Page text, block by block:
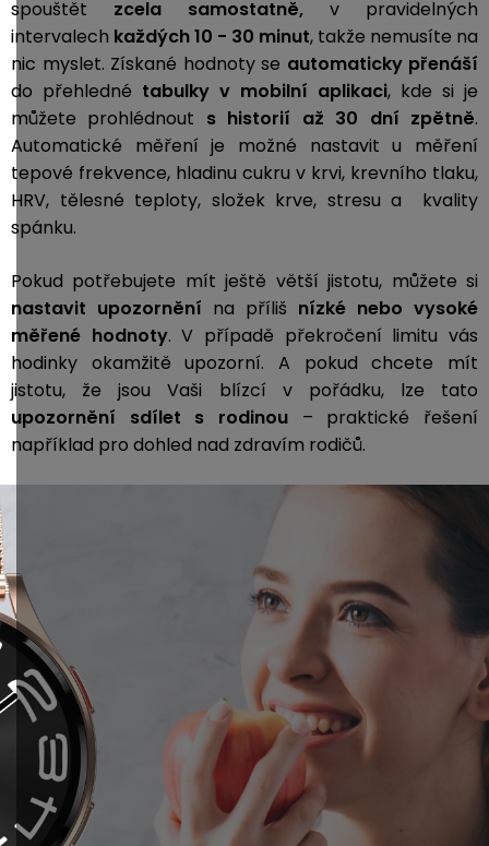
spouštět zcela samostatně, v pravidelných
intervalech každých 10 - 30 minut, takže nemusíte na
nic myslet. Získané hodnoty se automaticky přenáší
do přehledné tabulky v mobilní aplikaci, kde si je
můžete prohlédnout s historií až 30 dní zpětně.
Automatické měření je možné nastavit u měření
tepové frekvence, hladinu cukru v krvi, krevního tlaku,
HRV, tělesné teploty, složek krve, stresu a kvality
spánku.
Pokud potřebujete mít ještě větší jistotu, můžete si
nastavit upozornění na příliš nízké nebo vysoké
měřené hodnoty. V případě překročení limitu vás
hodinky okamžitě upozorní. A pokud chcete mít
jistotu, že jsou Vaši blízcí v pořádku, lze tato
upozornění sdílet s rodinou – praktické řešení
například pro dohled nad zdravím rodičů.